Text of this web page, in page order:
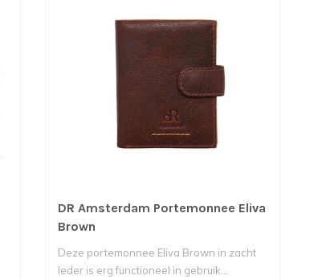
DR Amsterdam Portemonnee Eliva
Brown
Deze portemonnee Eliva Brown in zacht
leder is erg functioneel in gebruik...